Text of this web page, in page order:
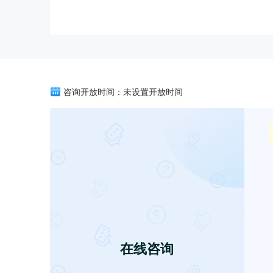
咨询开放时间：未设置开放时间